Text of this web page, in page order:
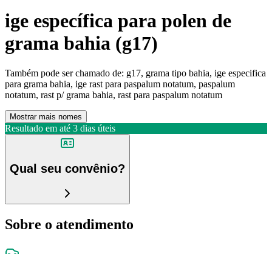
ige específica para polen de
grama bahia (g17)
Também pode ser chamado de: g17, grama tipo bahia, ige especifica
para grama bahia, ige rast para paspalum notatum, paspalum
notatum, rast p/ grama bahia, rast para paspalum notatum
Mostrar mais nomes
Resultado em até 3 dias úteis
Qual seu convênio?
Sobre o atendimento